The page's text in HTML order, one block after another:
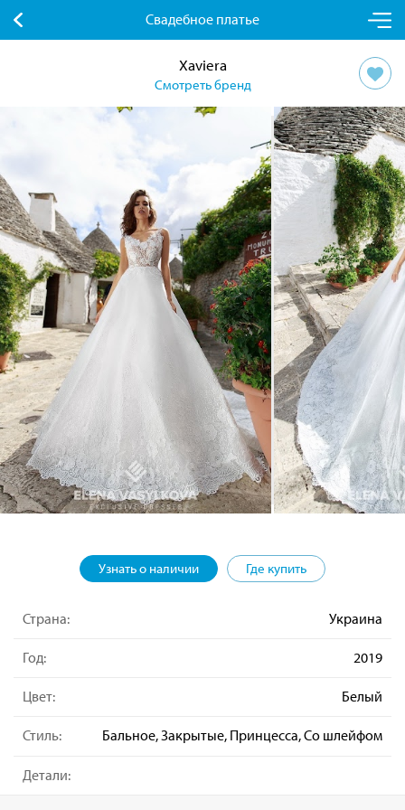
Свадебное платье
Xaviera
Смотреть бренд
Узнать о наличии Где купить
Страна: Украина
Год: 2019
Цвет: Белый
Стиль: Бальное, Закрытые, Принцесса, Со шлейфом
Детали: